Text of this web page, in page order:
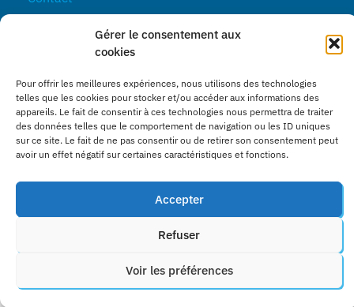
Gérer le consentement aux
cookies
Pour offrir les meilleures expériences, nous utilisons des technologies
telles que les cookies pour stocker et/ou accéder aux informations des
appareils. Le fait de consentir à ces technologies nous permettra de traiter
des données telles que le comportement de navigation ou les ID uniques
sur ce site. Le fait de ne pas consentir ou de retirer son consentement peut
avoir un effet négatif sur certaines caractéristiques et fonctions.
Accepter
Refuser
Voir les préférences
Réservez vos billets
Mentions légales
Conditions générales de vente
Site web conçu par l'Agence Alix